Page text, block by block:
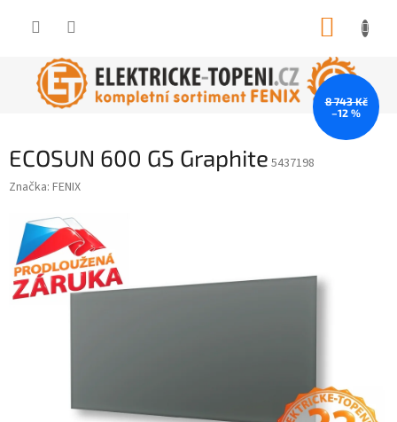
ECOSUN 600 GS Graphite 5437198
Značka: FENIX
8 743 Kč
–12 %